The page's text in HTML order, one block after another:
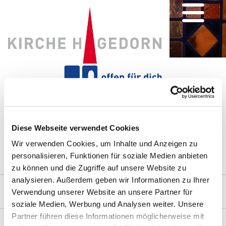
Diese Webseite verwendet Cookies
Wir verwenden Cookies, um Inhalte und Anzeigen zu
personalisieren, Funktionen für soziale Medien anbieten
zu können und die Zugriffe auf unsere Website zu
analysieren. Außerdem geben wir Informationen zu Ihrer
Verwendung unserer Website an unsere Partner für
soziale Medien, Werbung und Analysen weiter. Unsere
Partner führen diese Informationen möglicherweise mit
ARCHIV / TEXTE
Texte